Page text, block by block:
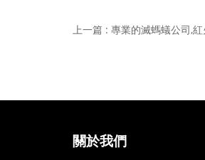
上一篇 : 專業的滅螞蟻公司,
關於我們